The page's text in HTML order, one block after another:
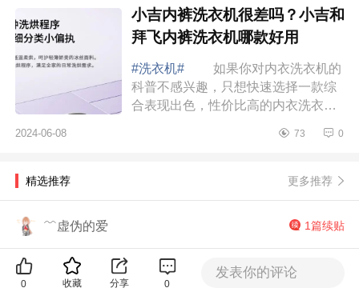
小吉内裤洗衣机很差吗？小吉和
拜飞内裤洗衣机哪款好用
#洗衣机#
如果你对内衣洗衣机的
科普不感兴趣，只想快速选择一款综
合表现出色，性价比高的内衣洗衣
为大家介绍下小吉内裤洗衣机很差
2024-06-08 73 0
精选推荐 更多推荐
﹌虚伪的爱 1篇续贴
皖如初见——带您遇见最美的安徽（附攻略）
#天柱山风景区# 领略过黄山秀美，今天带大家领略一下天
0 收藏 分享 0
发表你的评论